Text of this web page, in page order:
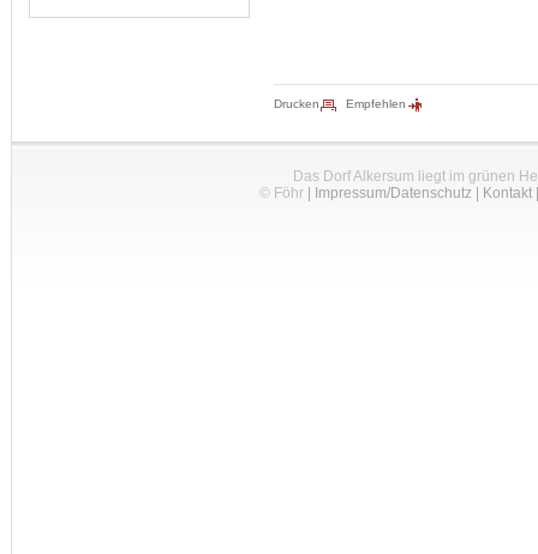
Drucken Empfehlen
Das Dorf Alkersum liegt im grünen
© Föhr| Impressum/Datenschutz| Kontakt